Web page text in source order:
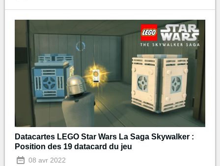
Datacartes LEGO Star Wars La Saga Skywalker :
Position des 19 datacard du jeu
08 avr 2022